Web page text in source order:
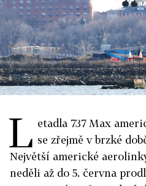
L etadla 737 Max
se zřejmě v brzké
Největší americké
neděli až do 5. června